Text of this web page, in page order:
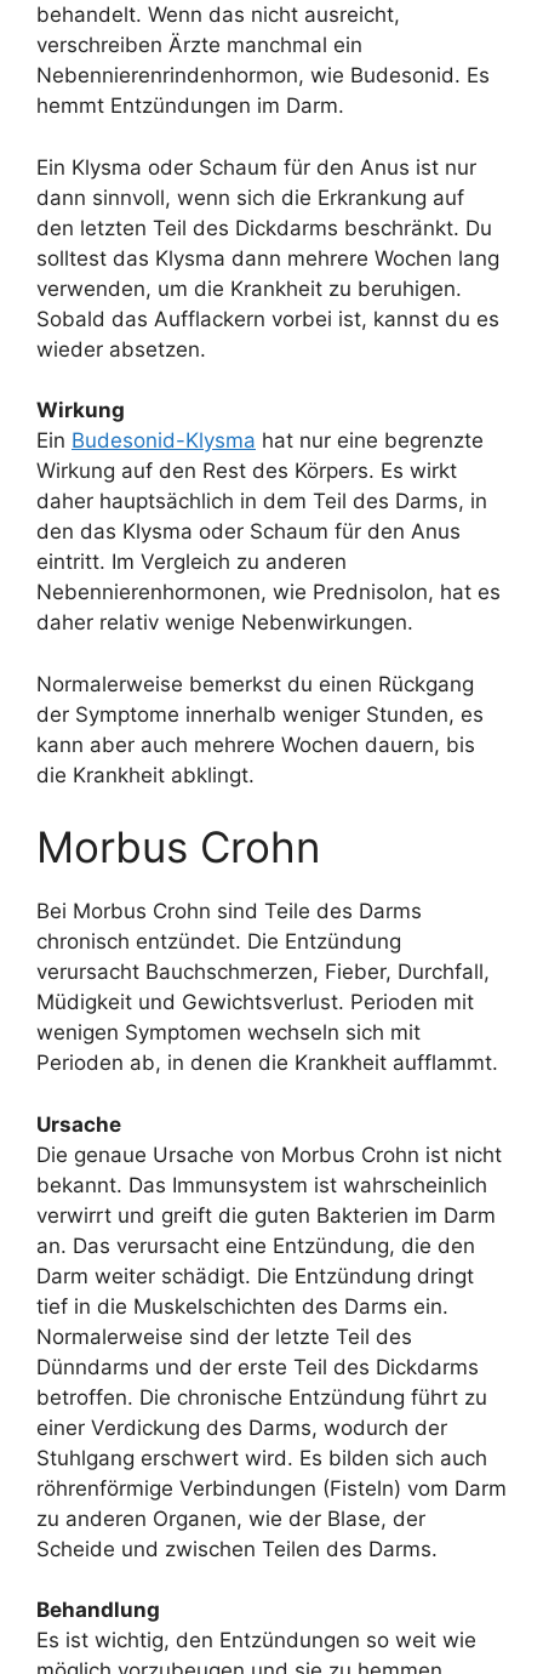
behandelt. Wenn das nicht ausreicht,
verschreiben Ärzte manchmal ein
Nebennierenrindenhormon, wie Budesonid. Es
hemmt Entzündungen im Darm.
Ein Klysma oder Schaum für den Anus ist nur
dann sinnvoll, wenn sich die Erkrankung auf
den letzten Teil des Dickdarms beschränkt. Du
solltest das Klysma dann mehrere Wochen lang
verwenden, um die Krankheit zu beruhigen.
Sobald das Aufflackern vorbei ist, kannst du es
wieder absetzen.
Wirkung
Ein Budesonid-Klysma hat nur eine begrenzte
Wirkung auf den Rest des Körpers. Es wirkt
daher hauptsächlich in dem Teil des Darms, in
den das Klysma oder Schaum für den Anus
eintritt. Im Vergleich zu anderen
Nebennierenhormonen, wie Prednisolon, hat es
daher relativ wenige Nebenwirkungen.
Normalerweise bemerkst du einen Rückgang
der Symptome innerhalb weniger Stunden, es
kann aber auch mehrere Wochen dauern, bis
die Krankheit abklingt.
Morbus Crohn
Bei Morbus Crohn sind Teile des Darms
chronisch entzündet. Die Entzündung
verursacht Bauchschmerzen, Fieber, Durchfall,
Müdigkeit und Gewichtsverlust. Perioden mit
wenigen Symptomen wechseln sich mit
Perioden ab, in denen die Krankheit aufflammt.
Ursache
Die genaue Ursache von Morbus Crohn ist nicht
bekannt. Das Immunsystem ist wahrscheinlich
verwirrt und greift die guten Bakterien im Darm
an. Das verursacht eine Entzündung, die den
Darm weiter schädigt. Die Entzündung dringt
tief in die Muskelschichten des Darms ein.
Normalerweise sind der letzte Teil des
Dünndarms und der erste Teil des Dickdarms
betroffen. Die chronische Entzündung führt zu
einer Verdickung des Darms, wodurch der
Stuhlgang erschwert wird. Es bilden sich auch
röhrenförmige Verbindungen (Fisteln) vom Darm
zu anderen Organen, wie der Blase, der
Scheide und zwischen Teilen des Darms.
Behandlung
Es ist wichtig, den Entzündungen so weit wie